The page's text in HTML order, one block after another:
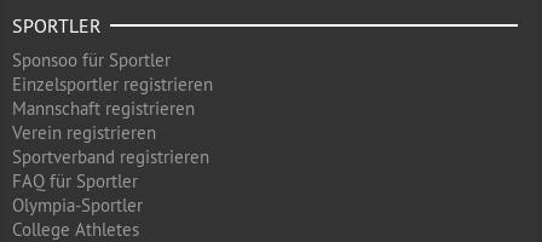
SPORTLER
Sponsoo für Sportler
Einzelsportler registrieren
Mannschaft registrieren
Verein registrieren
Sportverband registrieren
FAQ für Sportler
Olympia-Sportler
College Athletes